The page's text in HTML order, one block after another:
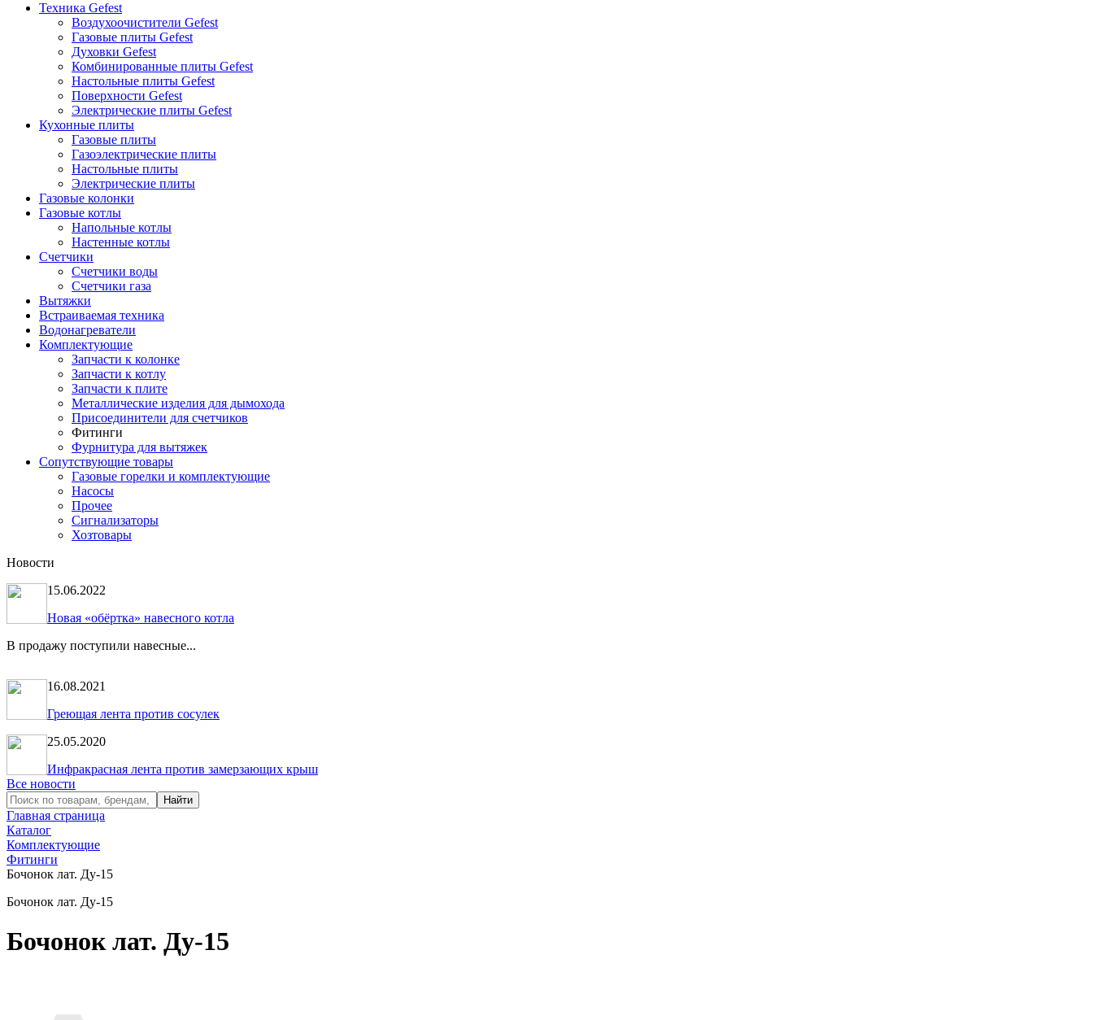
Техника Gefest
Воздухоочистители Gefest
Газовые плиты Gefest
Духовки Gefest
Комбинированные плиты Gefest
Настольные плиты Gefest
Поверхности Gefest
Электрические плиты Gefest
Кухонные плиты
Газовые плиты
Газоэлектрические плиты
Настольные плиты
Электрические плиты
Газовые колонки
Газовые котлы
Напольные котлы
Настенные котлы
Счетчики
Счетчики воды
Счетчики газа
Вытяжки
Встраиваемая техника
Водонагреватели
Комплектующие
Запчасти к колонке
Запчасти к котлу
Запчасти к плите
Металлические изделия для дымохода
Присоединители для счетчиков
Фитинги
Фурнитура для вытяжек
Сопутствующие товары
Газовые горелки и комплектующие
Насосы
Прочее
Сигнализаторы
Хозтовары
Новости
15.06.2022
Новая «обёртка» навесного котла
В продажу поступили навесные...
16.08.2021
Греющая лента против сосулек
25.05.2020
Инфракрасная лента против замерзающих крыш
Все новости
Главная страница
Каталог
Комплектующие
Фитинги
Бочонок лат. Ду-15
Бочонок лат. Ду-15
Бочонок лат. Ду-15